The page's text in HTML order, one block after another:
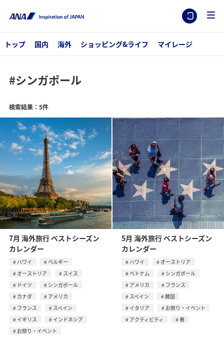
トップ 国内 海外 ショッピング&ライフ マイレージ
#シンガポール
検索結果：5件
7月 海外旅行 ベストシーズン
カレンダー
ハワイ
ベルギー
オーストリア
スイス
ドイツ
シンガポール
カナダ
アメリカ
フランス
スペイン
イギリス
インドネシア
お祭り・イベント
5月 海外旅行 ベストシーズン
カレンダー
ハワイ
オーストリア
ベトナム
シンガポール
アメリカ
フランス
スペイン
韓国
イタリア
お祭り・イベント
アクティビティ
春